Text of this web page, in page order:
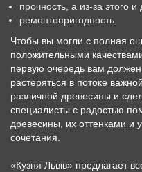
прочность, а из-за этого и
ремонтопригодность.
Чтобы вы могли с полная
положительными
первую очередь вам
растеряться в потоке
различной древесины и
специалисты с радостью
древесины, их оттенками и
сочетания.
«Кузня Львів» предлагает